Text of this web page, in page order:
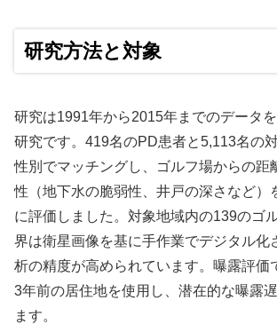
研究方法と対象
研究は1991年から2015年までのデータ
研究です。419名のPD患者と5,113名の
性別でマッチングし、ゴルフ場からの距
性（地下水の脆弱性、井戸の深さなど）
に評価しました。対象地域内の139のゴ
界は衛星画像を基に手作業でデジタル化
析の精度が高められています。曝露評価
3年前の居住地を使用し、潜在的な曝露
ます。